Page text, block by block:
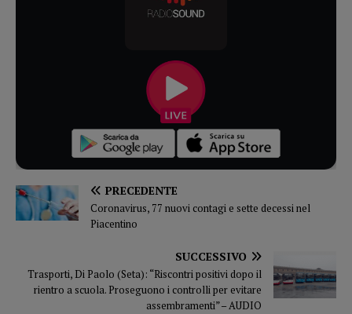
PRECEDENTE
Coronavirus, 77 nuovi contagi e sette decessi nel
Piacentino
SUCCESSIVO
Trasporti, Di Paolo (Seta): “Riscontri positivi dopo il
rientro a scuola. Proseguono i controlli per evitare
assembramenti” – AUDIO